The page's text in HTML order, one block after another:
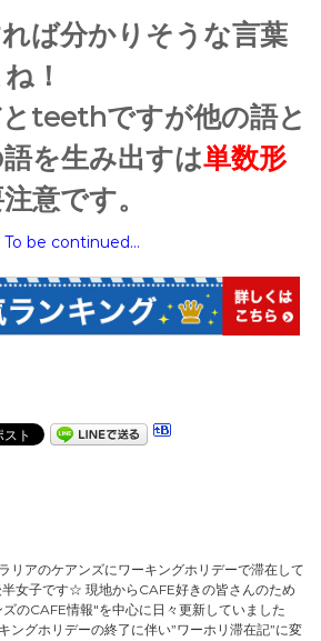
ば分かりそうな言葉
！
teethですが他の語と
を生み出すは単数形
意です。
To be continued…
リアのケアンズにワーキングホリデーで滞在して
女子です☆ 現地からCAFE好きの皆さんのため
ズのCAFE情報"を中心に日々更新していました
ングホリデーの終了に伴い”ワーホリ滞在記”に変